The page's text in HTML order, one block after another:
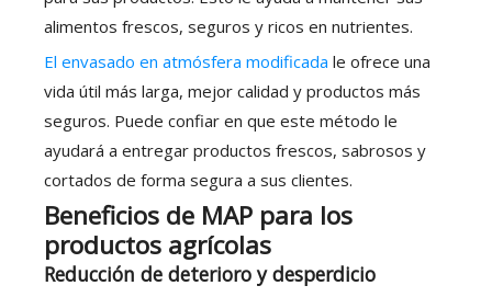
alimentos frescos, seguros y ricos en nutrientes.
El envasado en atmósfera modificada le ofrece una
vida útil más larga, mejor calidad y productos más
seguros. Puede confiar en que este método le
ayudará a entregar productos frescos, sabrosos y
cortados de forma segura a sus clientes.
Beneficios de MAP para los
productos agrícolas
Reducción de deterioro y desperdicio